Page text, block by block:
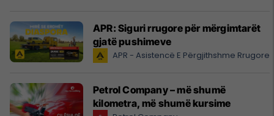
APR: Siguri rrugore për mërgimtarët
gjatë pushimeve
APR - Asistencë E Përgjithshme Rrugore
Petrol Company – më shumë
kilometra, më shumë kursime